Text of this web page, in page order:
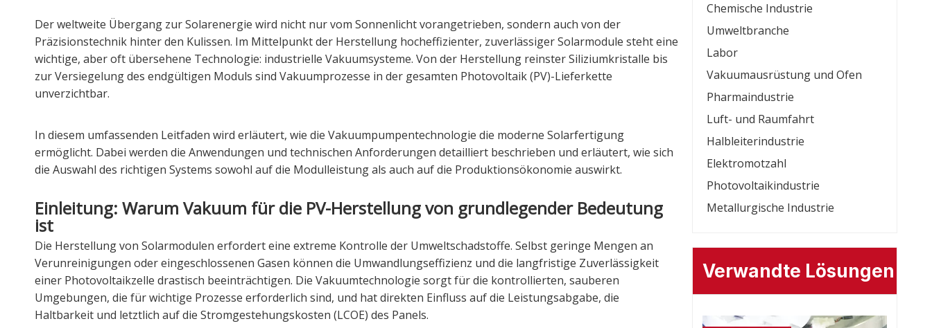
Der weltweite Übergang zur Solarenergie wird nicht nur vom Sonnenlicht vorangetrieben, sondern auch von der
Präzisionstechnik hinter den Kulissen. Im Mittelpunkt der Herstellung hocheffizienter, zuverlässiger Solarmodule steht eine
wichtige, aber oft übersehene Technologie: industrielle Vakuumsysteme. Von der Herstellung reinster Siliziumkristalle bis
zur Versiegelung des endgültigen Moduls sind Vakuumprozesse in der gesamten Photovoltaik (PV)-Lieferkette
unverzichtbar.
In diesem umfassenden Leitfaden wird erläutert, wie die Vakuumpumpentechnologie die moderne Solarfertigung
ermöglicht. Dabei werden die Anwendungen und technischen Anforderungen detailliert beschrieben und erläutert, wie sich
die Auswahl des richtigen Systems sowohl auf die Modulleistung als auch auf die Produktionsökonomie auswirkt.
Einleitung: Warum Vakuum für die PV-Herstellung von grundlegender Bedeutung
ist
Die Herstellung von Solarmodulen erfordert eine extreme Kontrolle der Umweltschadstoffe. Selbst geringe Mengen an
Verunreinigungen oder eingeschlossenen Gasen können die Umwandlungseffizienz und die langfristige Zuverlässigkeit
einer Photovoltaikzelle drastisch beeinträchtigen. Die Vakuumtechnologie sorgt für die kontrollierten, sauberen
Umgebungen, die für wichtige Prozesse erforderlich sind, und hat direkten Einfluss auf die Leistungsabgabe, die
Haltbarkeit und letztlich auf die Stromgestehungskosten (LCOE) des Panels.
Chemische Industrie
Umweltbranche
Labor
Vakuumausrüstung und Ofen
Pharmaindustrie
Luft- und Raumfahrt
Halbleiterindustrie
Elektromotzahl
Photovoltaikindustrie
Metallurgische Industrie
Verwandte Lösungen